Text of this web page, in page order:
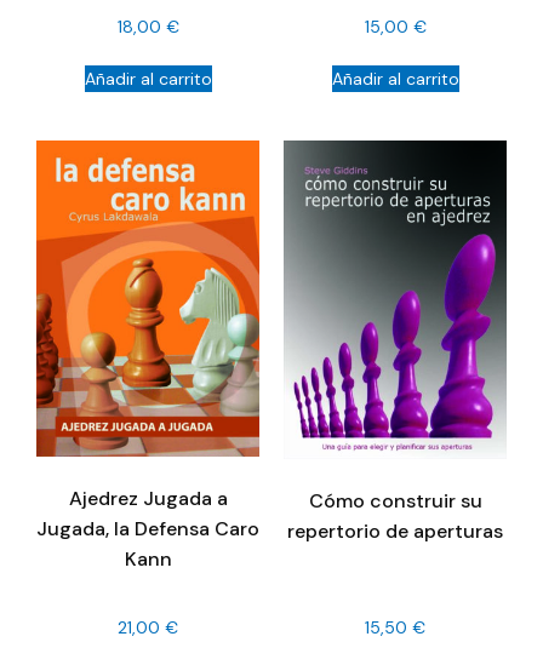
18,00 €
Añadir al carrito
15,00 €
Añadir al carrito
Ajedrez Jugada a
Jugada, la Defensa Caro
Kann
21,00 €
Cómo construir su
repertorio de aperturas
15,50 €